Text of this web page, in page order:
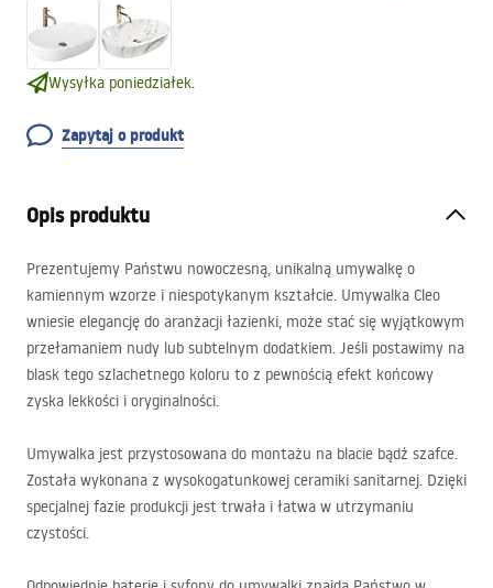
Wysyłka poniedziałek.
Zapytaj o produkt
Opis produktu
Prezentujemy Państwu nowoczesną, unikalną umywalkę o
kamiennym wzorze i niespotykanym kształcie. Umywalka Cleo
wniesie elegancję do aranżacji łazienki, może stać się wyjątkowym
przełamaniem nudy lub subtelnym dodatkiem. Jeśli postawimy na
blask tego szlachetnego koloru to z pewnością efekt końcowy
zyska lekkości i oryginalności.
Umywalka jest przystosowana do montażu na blacie bądź szafce.
Została wykonana z wysokogatunkowej ceramiki sanitarnej. Dzięki
specjalnej fazie produkcji jest trwała i łatwa w utrzymaniu
czystości.